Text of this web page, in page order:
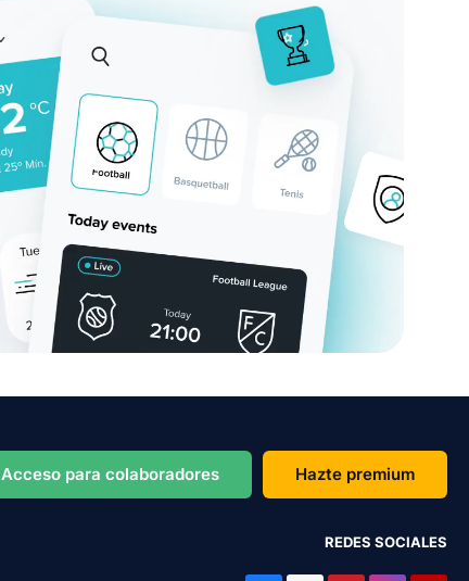
Acceso para colaboradores Hazte premium
REDES SOCIALES